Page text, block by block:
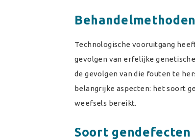
Technologische vooruitgang
gevolgen van erfelijke
de gevolgen van die fouten te
belangrijke aspecten: het soort
weefsels bereikt.
Soort gendefecten